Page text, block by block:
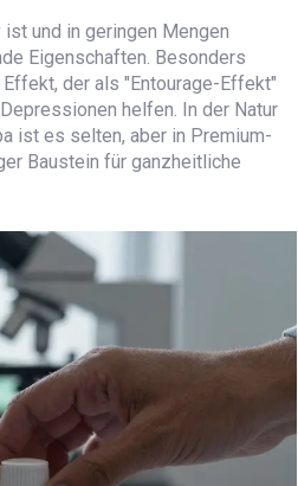
und in geringen Mengen
Eigenschaften. Besonders
der als "Entourage-Effekt"
helfen. In der Natur
ist es selten, aber in Premium-
Baustein für ganzheitliche